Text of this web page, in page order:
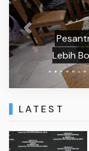
Lebih
Previous
LATEST